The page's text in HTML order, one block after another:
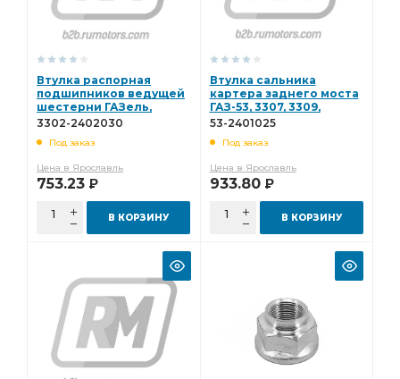
Втулка распорная
подшипников ведущей
шестерни ГАЗель,
Соболь 3302-2402030
3302-2402030
Под заказ
Цена в Ярославль
753.23 Р
В КОРЗИНУ
Втулка сальника
картера заднего моста
ГАЗ-53, 3307, 3309,
Валдай 53-2401025
53-2401025
Под заказ
Цена в Ярославль
933.80 Р
В КОРЗИНУ